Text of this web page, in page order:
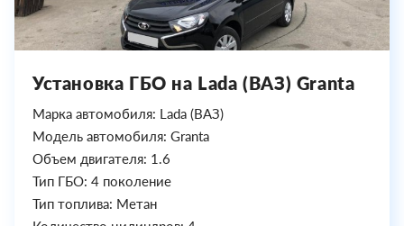
Установка ГБО на Lada (ВАЗ) Granta
Марка автомобиля: Lada (ВАЗ)
Модель автомобиля: Granta
Объем двигателя: 1.6
Тип ГБО: 4 поколение
Тип топлива: Метан